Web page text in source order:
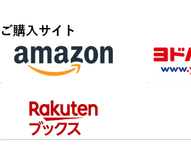
乱暴なその男はリュカの兄・ランフォード
の国王であった。
「お前をリュカの専属料理人に任命する」
食の細いリュカのために料理を作ること
ご購入サイト